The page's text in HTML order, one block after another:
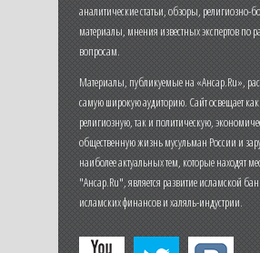
аналитические статьи, обзоры, религиозно-
материалы, мнения известных экспертов по
вопросам.
Материалы, публикуемые на «Ансар.Ru»,
самую широкую аудиторию. Сайт освещает как
религиозную, так и политическую,
общественную жизнь мусульман России и
наиболее актуальных тем, которые находят
"Ансар.Ru", является развитие исламской
исламских финансов и халяль-индустрии.